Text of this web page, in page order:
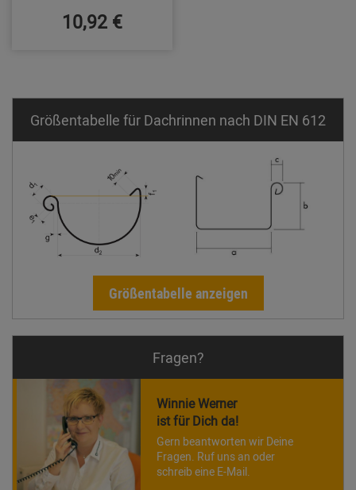
10,92 €
Größentabelle für Dachrinnen nach DIN EN 612
Größentabelle anzeigen
Fragen?
Winnie Werner
ist für Dich da!
Gern beantworten wir Deine
Fragen. Ruf uns an oder
schreib eine E-Mail.